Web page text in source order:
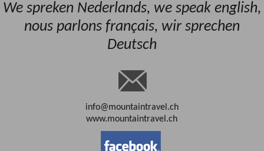
We spreken Nederlands, we speak english,
nous parlons français, wir sprechen
Deutsch
info@mountaintravel.ch
www.mountaintravel.ch